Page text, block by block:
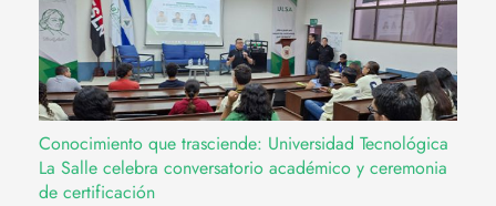
Conocimiento que trasciende: Universidad Tecnológica
La Salle celebra conversatorio académico y ceremonia
de certificación